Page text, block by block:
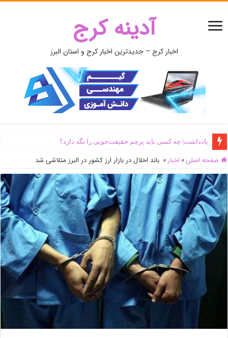
آدینه کرج
اخبار کرج – جدیدترین اخبار کرج و استان البرز
یادداشت| ‌چه کسی باید پرچم حقیقت‌جویی را نگه دارد؟
صفحه اصلی » اخبار » باند اخلال در بازار ارز کشور در البرز متلاشی شد